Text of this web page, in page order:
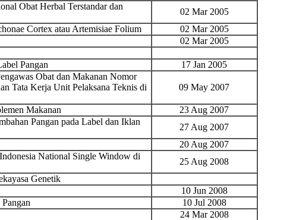
Obat Herbal Terstandar dan
02 Mar 2005
Cortex atau Artemisiae Folium
02 Mar 2005
02 Mar 2005
Pangan 17 Jan 2005
Obat dan Makanan Nomor
Tata Kerja Unit Pelaksana Teknis di
09 May 2007
Makanan
23 Aug 2007
Pangan pada Label dan Iklan
27 Aug 2007
20 Aug 2007
National Single Window di
25 Aug 2008
Genetik
10 Jun 2008
10 Jul 2008
24 Mar 2008